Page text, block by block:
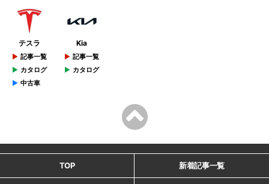
テスラ
記事一覧
カタログ
中古車
Kia
記事一覧
カタログ
TOP 新着記事一覧